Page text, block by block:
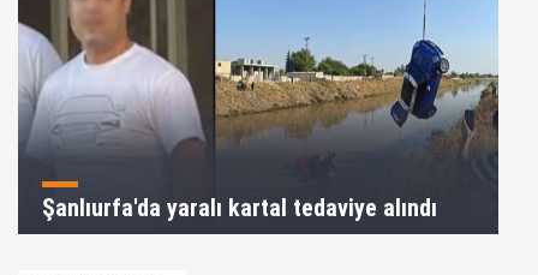
Şanlıurfa'da yaralı kartal tedaviye alındı